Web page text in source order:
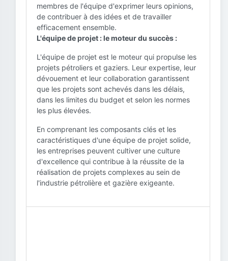
membres de l'équipe d'exprimer leurs opinions,
de contribuer à des idées et de travailler
efficacement ensemble.
L'équipe de projet : le moteur du succès :
L'équipe de projet est le moteur qui propulse les
projets pétroliers et gaziers. Leur expertise, leur
dévouement et leur collaboration garantissent
que les projets sont achevés dans les délais,
dans les limites du budget et selon les normes
les plus élevées.
En comprenant les composants clés et les
caractéristiques d'une équipe de projet solide,
les entreprises peuvent cultiver une culture
d'excellence qui contribue à la réussite de la
réalisation de projets complexes au sein de
l'industrie pétrolière et gazière exigeante.